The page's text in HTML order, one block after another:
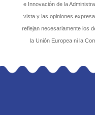
e Innovación de la
vista y las opiniones
reflejan necesariamente los
la Unión Europea ni la